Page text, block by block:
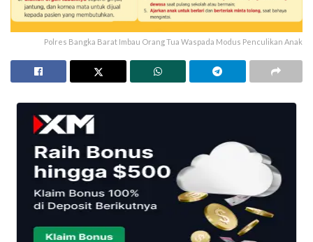
Polres Bangka Barat Imbau Orang Tua Waspada Modus Penculikan Anak